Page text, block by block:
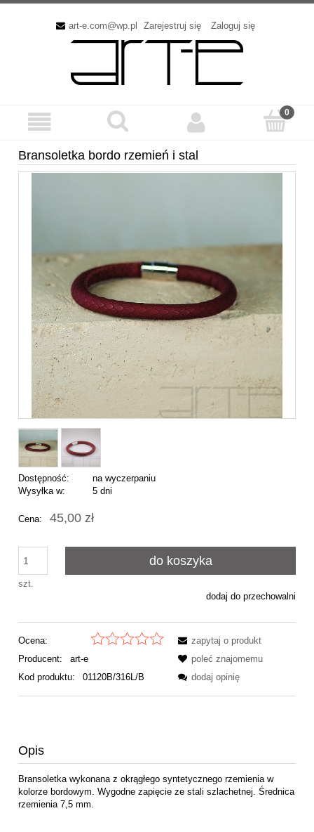
art-e.com@wp.pl Zarejestruj się Zaloguj się
Bransoletka bordo rzemień i stal
Dostępność:
na wyczerpaniu
Wysyłka w:
5 dni
Cena: 45,00 zł
szt.
do koszyka
dodaj do przechowalni
Ocena:
Producent:
art-e
Kod produktu:
01120B/316L/B
zapytaj o produkt
poleć znajomemu
dodaj opinię
Opis
Bransoletka wykonana z okrągłego syntetycznego rzemienia w
kolorze bordowym. Wygodne zapięcie ze stali szlachetnej. Średnica
rzemienia 7,5 mm.